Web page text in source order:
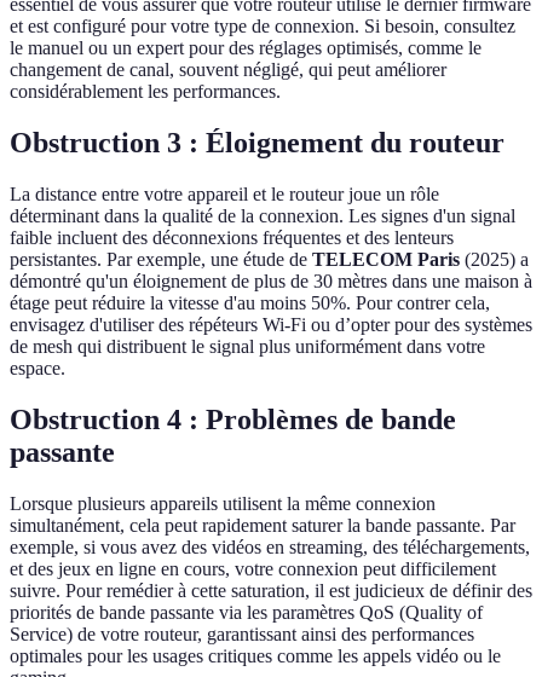
essentiel de vous assurer que votre routeur utilise le dernier firmware
et est configuré pour votre type de connexion. Si besoin, consultez
le manuel ou un expert pour des réglages optimisés, comme le
changement de canal, souvent négligé, qui peut améliorer
considérablement les performances.
Obstruction 3 : Éloignement du routeur
La distance entre votre appareil et le routeur joue un rôle
déterminant dans la qualité de la connexion. Les signes d'un signal
faible incluent des déconnexions fréquentes et des lenteurs
persistantes. Par exemple, une étude de TELECOM Paris (2025) a
démontré qu'un éloignement de plus de 30 mètres dans une maison à
étage peut réduire la vitesse d'au moins 50%. Pour contrer cela,
envisagez d'utiliser des répéteurs Wi-Fi ou d’opter pour des systèmes
de mesh qui distribuent le signal plus uniformément dans votre
espace.
Obstruction 4 : Problèmes de bande
passante
Lorsque plusieurs appareils utilisent la même connexion
simultanément, cela peut rapidement saturer la bande passante. Par
exemple, si vous avez des vidéos en streaming, des téléchargements,
et des jeux en ligne en cours, votre connexion peut difficilement
suivre. Pour remédier à cette saturation, il est judicieux de définir des
priorités de bande passante via les paramètres QoS (Quality of
Service) de votre routeur, garantissant ainsi des performances
optimales pour les usages critiques comme les appels vidéo ou le